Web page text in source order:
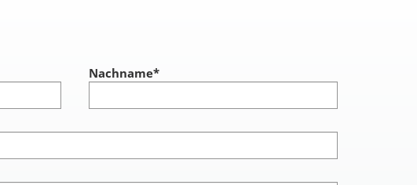
Nachname*